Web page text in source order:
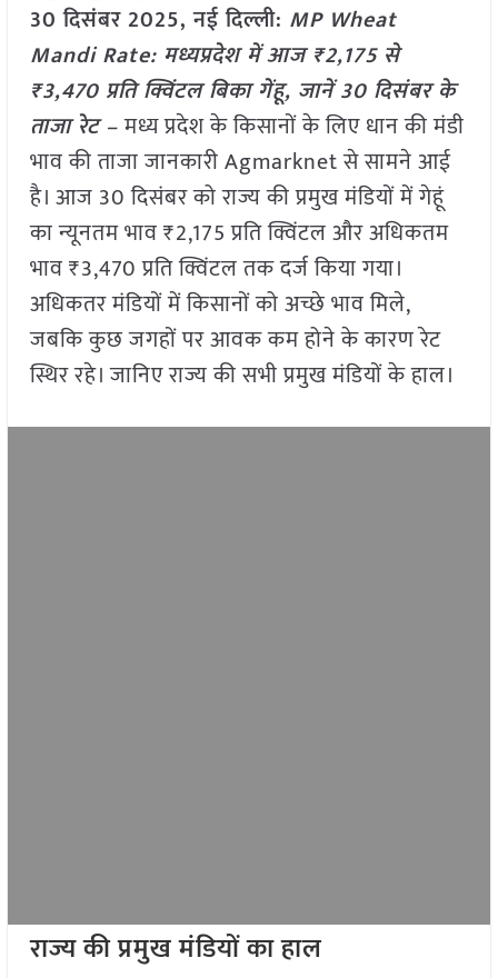
30 दिसंबर 2025, नई दिल्ली: MP Wheat
Mandi Rate: मध्यप्रदेश में आज ₹2,175 से
₹3,470 प्रति क्विंटल बिका गेंहू, जानें 30 दिसंबर के
ताजा रेट –मध्य प्रदेश के किसानों के लिए धान की मंडी
भाव की ताजा जानकारी Agmarknet से सामने आई
है। आज 30 दिसंबर को राज्य की प्रमुख मंडियों में गेहूं
का न्यूनतम भाव ₹2,175 प्रति क्विंटल और अधिकतम
भाव ₹3,470 प्रति क्विंटल तक दर्ज किया गया।
अधिकतर मंडियों में किसानों को अच्छे भाव मिले,
जबकि कुछ जगहों पर आवक कम होने के कारण रेट
स्थिर रहे। जानिए राज्य की सभी प्रमुख मंडियों के हाल।
राज्य की प्रमुख मंडियों का हाल